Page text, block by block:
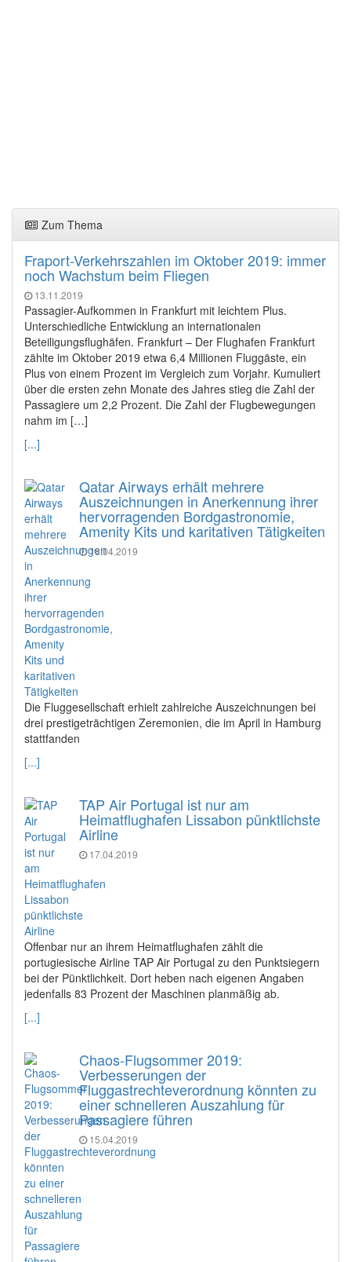
Zum Thema
Fraport-Verkehrszahlen im Oktober 2019: immer
noch Wachstum beim Fliegen
13.11.2019
Passagier-Aufkommen in Frankfurt mit leichtem Plus.
Unterschiedliche Entwicklung an internationalen
Beteiligungsflughäfen. Frankfurt – Der Flughafen Frankfurt
zählte im Oktober 2019 etwa 6,4 Millionen Fluggäste, ein
Plus von einem Prozent im Vergleich zum Vorjahr. Kumuliert
über die ersten zehn Monate des Jahres stieg die Zahl der
Passagiere um 2,2 Prozent. Die Zahl der Flugbewegungen
nahm im […]
[...]
Qatar Airways erhält mehrere
Auszeichnungen in Anerkennung ihrer
hervorragenden Bordgastronomie,
Amenity Kits und karitativen Tätigkeiten
18.04.2019
Die Fluggesellschaft erhielt zahlreiche Auszeichnungen bei
drei prestigeträchtigen Zeremonien, die im April in Hamburg
stattfanden
[...]
TAP Air Portugal ist nur am
Heimatflughafen Lissabon pünktlichste
Airline
17.04.2019
Offenbar nur an ihrem Heimatflughafen zählt die
portugiesische Airline TAP Air Portugal zu den Punktsiegern
bei der Pünktlichkeit. Dort heben nach eigenen Angaben
jedenfalls 83 Prozent der Maschinen planmäßig ab.
[...]
Chaos-Flugsommer 2019:
Verbesserungen der
Fluggastrechteverordnung könnten zu
einer schnelleren Auszahlung für
Passagiere führen
15.04.2019